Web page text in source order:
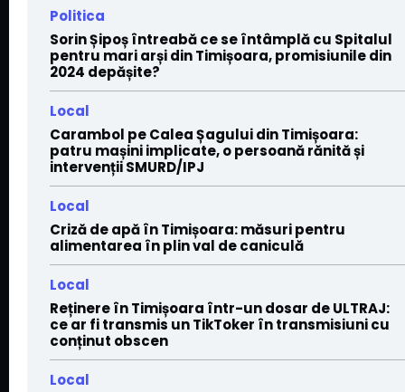
Politica
Sorin Șipoș întreabă ce se întâmplă cu Spitalul
pentru mari arși din Timișoara, promisiunile din
2024 depășite?
Local
Carambol pe Calea Șagului din Timișoara:
patru mașini implicate, o persoană rănită și
intervenții SMURD/IPJ
Local
Criză de apă în Timișoara: măsuri pentru
alimentarea în plin val de caniculă
Local
Reținere în Timișoara într-un dosar de ULTRAJ:
ce ar fi transmis un TikToker în transmisiuni cu
conținut obscen
Local